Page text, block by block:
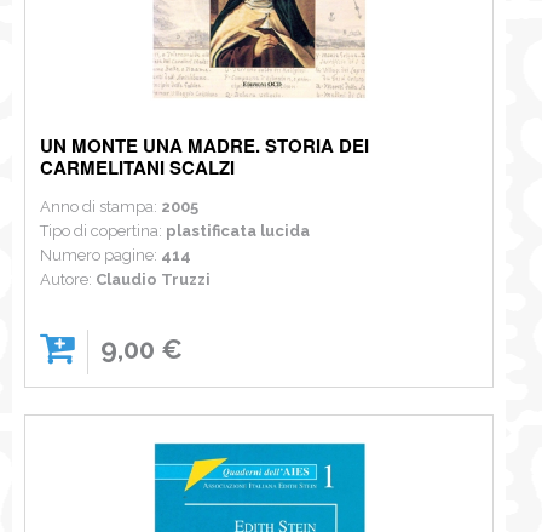
UN MONTE UNA MADRE. STORIA DEI
CARMELITANI SCALZI
Anno di stampa: 2005
Tipo di copertina: plastificata lucida
Numero pagine: 414
Autore: Claudio Truzzi
9,00 €